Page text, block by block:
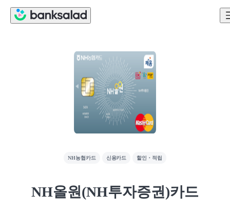
NH농협카드 신용카드 할인・적립
NH올원(NH투자증권)카드